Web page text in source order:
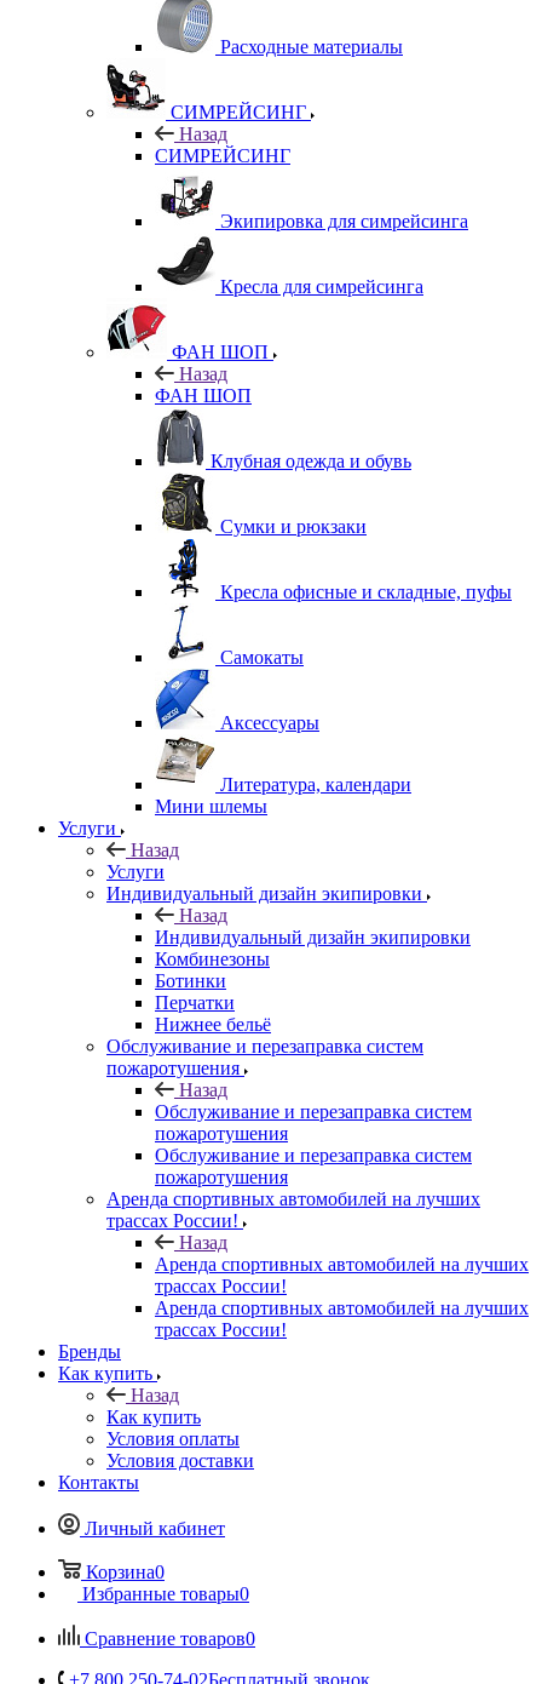
Расходные материалы
СИМРЕЙСИНГ
Назад
СИМРЕЙСИНГ
Экипировка для симрейсинга
Кресла для симрейсинга
ФАН ШОП
Назад
ФАН ШОП
Клубная одежда и обувь
Сумки и рюкзаки
Кресла офисные и складные, пуфы
Самокаты
Аксессуары
Литература, календари
Мини шлемы
Услуги
Назад
Услуги
Индивидуальный дизайн экипировки
Назад
Индивидуальный дизайн экипировки
Комбинезоны
Ботинки
Перчатки
Нижнее бельё
Обслуживание и перезаправка систем
пожаротушения
Назад
Обслуживание и перезаправка систем
пожаротушения
Обслуживание и перезаправка систем
пожаротушения
Аренда спортивных автомобилей на лучших
трассах России!
Назад
Аренда спортивных автомобилей на лучших
трассах России!
Аренда спортивных автомобилей на лучших
трассах России!
Бренды
Как купить
Назад
Как купить
Условия оплаты
Условия доставки
Контакты
Личный кабинет
Корзина0
Избранные товары0
Сравнение товаров0
+7 800 250-74-02Бесплатный звонок